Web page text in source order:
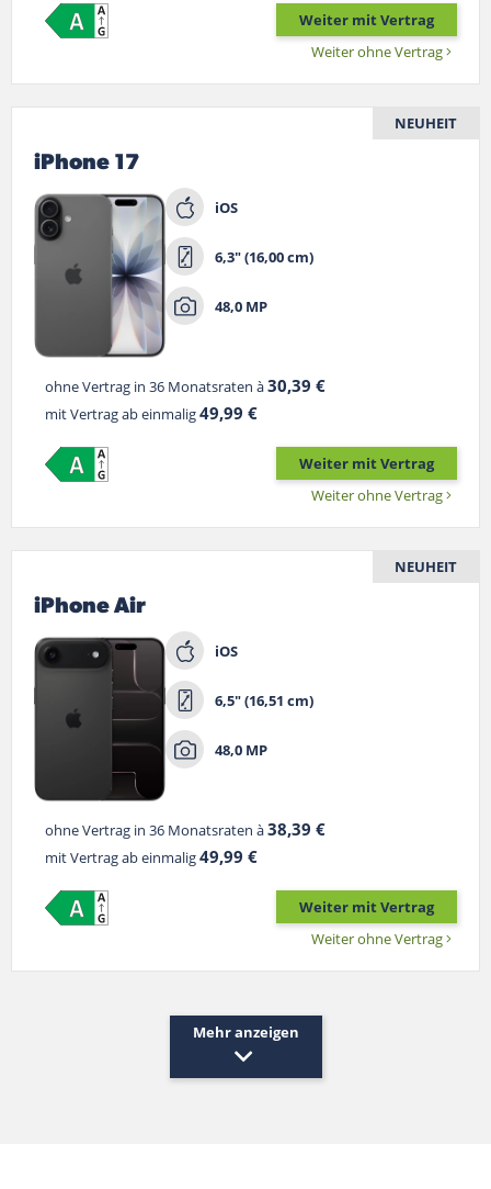
Weiter mit Vertrag
Weiter ohne Vertrag
NEUHEIT
iPhone 17
iOS
6,3" (16,00 cm)
48,0 MP
ohne Vertrag in 36 Monatsraten à30,39 €
mit Vertrag ab einmalig49,99 €
Weiter mit Vertrag
Weiter ohne Vertrag
NEUHEIT
iPhone Air
iOS
6,5" (16,51 cm)
48,0 MP
ohne Vertrag in 36 Monatsraten à38,39 €
mit Vertrag ab einmalig49,99 €
Weiter mit Vertrag
Weiter ohne Vertrag
Mehr anzeigen